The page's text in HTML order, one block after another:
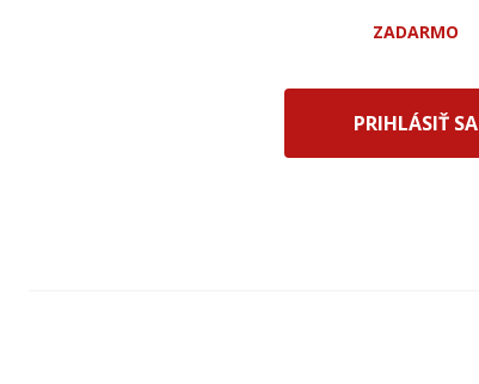
ZADARMO
PRIHLÁSIŤ SA